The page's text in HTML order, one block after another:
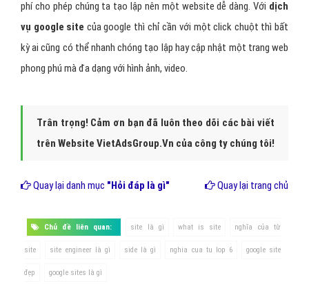
phí cho phép chúng ta tạo lập nên một website dễ dàng. Với dịch
vụ google site của google thì chỉ cần với một click chuột thì bất
kỳ ai cũng có thể nhanh chóng tạo lập hay cập nhật một trang web
phong phú mà đa dạng với hình ảnh, video.
Trân trọng! Cảm ơn bạn đã luôn theo dõi các bài viết
trên Website VietAdsGroup.Vn của công ty chúng tôi!
Quay lại danh mục "Hỏi đáp là gì" Quay lại trang chủ
Chủ đề liên quan: site là gì what is site nghĩa của từ
site site engineer là gì side là gì nghia cua tu lop 6 google site
đẹp google sites là gì